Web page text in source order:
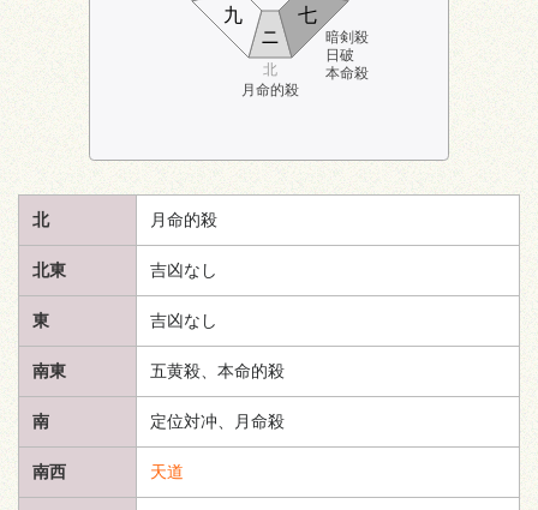
月命的殺
暗剣殺
日破
本命殺
北
ニ
七
九
北 月命的殺
北東 吉凶なし
東 吉凶なし
南東 五黄殺、本命的殺
南 定位対冲、月命殺
南西 天道